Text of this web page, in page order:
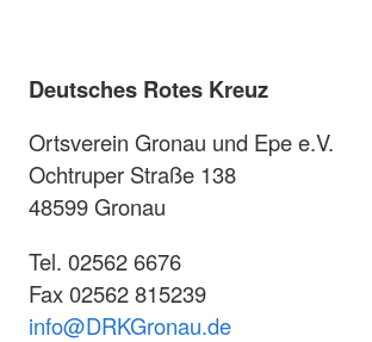
Deutsches Rotes Kreuz
Ortsverein Gronau und Epe e.V.
Ochtruper Straße 138
48599 Gronau
Tel. 02562 6676
Fax 02562 815239
info@DRKGronau.de